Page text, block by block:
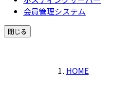
会員管理システム
閉じる
HOME